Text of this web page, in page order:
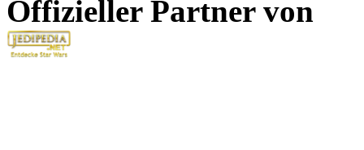
Offizieller Partner von